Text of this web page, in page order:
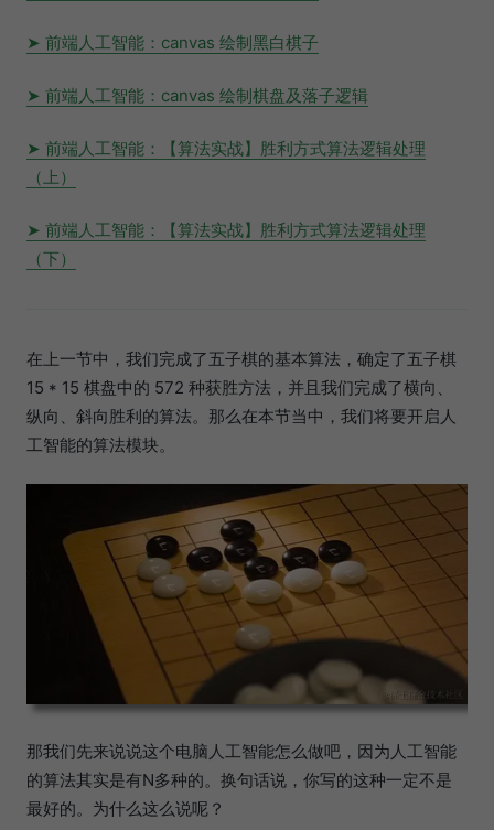
前端人工智能：canvas 绘制黑白棋子
前端人工智能：canvas 绘制棋盘及落子逻辑
前端人工智能：【算法实战】胜利方式算法逻辑处理
（上）
前端人工智能：【算法实战】胜利方式算法逻辑处理
（下）
在上一节中，我们完成了五子棋的基本算法，确定了五子棋
15 * 15 棋盘中的 572 种获胜方法，并且我们完成了横向、
纵向、斜向胜利的算法。那么在本节当中，我们将要开启人
工智能的算法模块。
那我们先来说说这个电脑人工智能怎么做吧，因为人工智能
的算法其实是有N多种的。换句话说，你写的这种一定不是
最好的。为什么这么说呢？